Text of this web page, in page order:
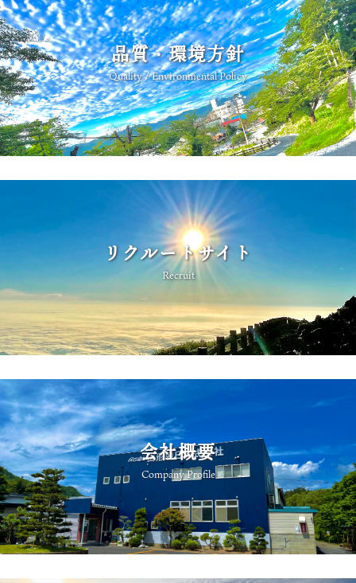
品質・環境方針
Quality / Environmental Policy
リクルートサイト
Recruit
会社概要
Company Profile